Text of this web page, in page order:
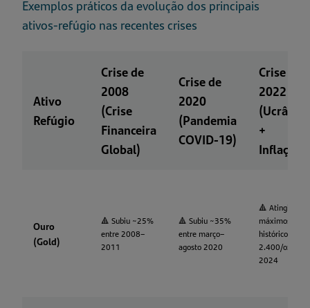
Exemplos práticos da evolução dos principais
ativos-refúgio nas recentes crises
Ativo
Refúgio
Crise de
2008
(Crise
Financeira
Global)
Crise de
2020
(Pandemia
COVID-19)
Crise de
2022
(Ucrânia
+
Inflação)
Ouro
(Gold)
🔺 Subiu ~25%
entre 2008–
2011
🔺 Subiu ~35%
entre março–
agosto 2020
🔺 Atingiu
máximos
históricos > $
2.400/oz em
2024